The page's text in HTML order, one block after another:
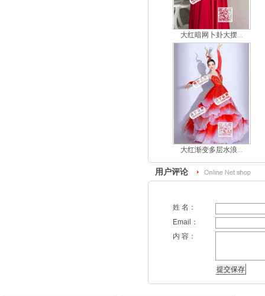
大红暗网卜卦大摆...
大红渐变多层水浪...
用户评论
姓 名：
Email：
内 容：